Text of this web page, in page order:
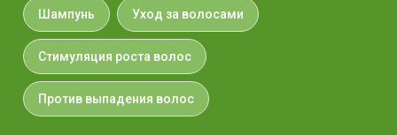
Шампунь Уход за волосами
Стимуляция роста волос
Против выпадения волос